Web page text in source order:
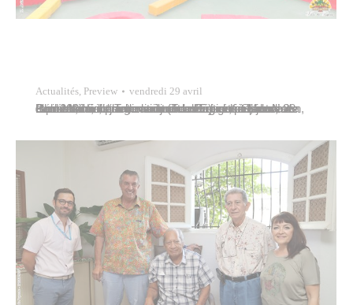
Actualités, Preview vendredi 29 avril
Paul Maiotui, premier adjoint au maire, et Maeva Colombani, adjointe au maire déléguée à l’éducation, représentaient la commune de Papeete ce jeudi 28 avril 2022 à l’inauguration d’un mini-golf à l’école élémentaire de Taimoana (Taunoa), en présence de Christelle Lehartel, ministre de l’Education, de Naea Bennett, ministre de la Jeunesse et des Sports, et du…